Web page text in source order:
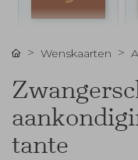
Wenskaarten
tante